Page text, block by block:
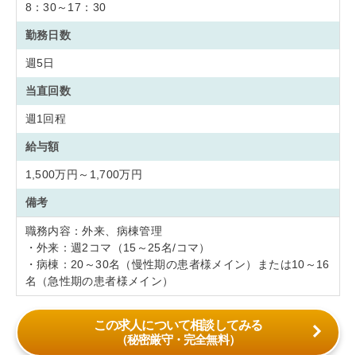
8：30～17：30
勤務日数
週5日
当直回数
週1回程
給与額
1,500万円～1,700万円
備考
職務内容：外来、病棟管理
・外来：週2コマ（15～25名/コマ）
・病棟：20～30名（慢性期の患者様メイン）または10～16
名（急性期の患者様メイン）
この求人について相談してみる
（秘密厳守・完全無料）